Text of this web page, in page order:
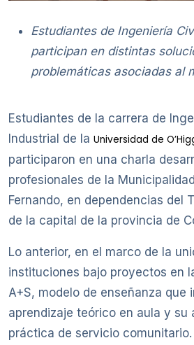
Estudiantes de Ingeniería
participan en distintas
problemáticas asociadas al
Estudiantes de la carrera de
Industrial de la Universidad de
participaron en una charla
profesionales de la
Fernando, en dependencias del
de la capital de la provincia de
Lo anterior, en el marco de la
instituciones bajo proyectos en
A+S, modelo de enseñanza que
aprendizaje teórico en aula y su
práctica de servicio comunitario.